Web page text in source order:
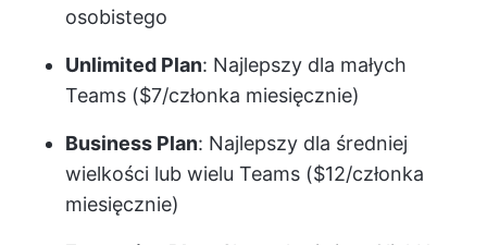
osobistego
Unlimited Plan: Najlepszy dla małych
Teams ($7/członka miesięcznie)
Business Plan: Najlepszy dla średniej
wielkości lub wielu Teams ($12/członka
miesięcznie)